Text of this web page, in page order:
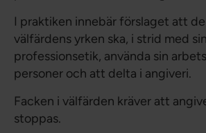
I praktiken innebär förslaget att
välfärdens yrken ska, i strid med sin
professionsetik, använda sin
personer och att delta i angiveri.
Facken i välfärden kräver att
stoppas.